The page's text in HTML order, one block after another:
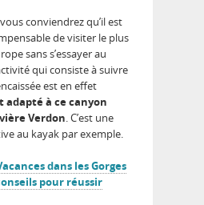
conviendrez qu’il est
de visiter le plus
sans s’essayer au
qui consiste à suivre
est en effet
à ce canyon
Verdon. C’est une
au kayak par exemple.
dans les Gorges
pour réussir